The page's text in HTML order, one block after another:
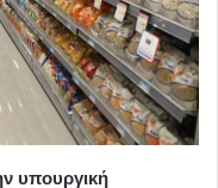
υπουργική